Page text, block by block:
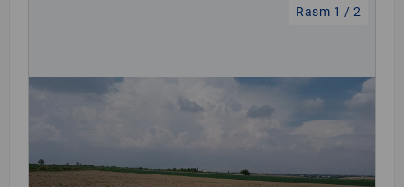
Rasm 1 / 2